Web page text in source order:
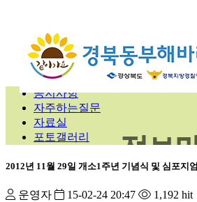
공지사항
자주하는질문
자료실
포토갤러리
2012년 11월 29일 개소1주년 기념식 및 심포지엄
운영자 15-02-24 20:47 1,192 hit